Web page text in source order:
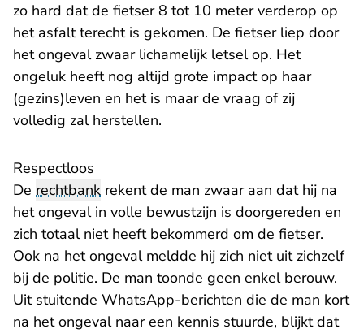
zo hard dat de fietser 8 tot 10 meter verderop op
het asfalt terecht is gekomen. De fietser liep door
het ongeval zwaar lichamelijk letsel op. Het
ongeluk heeft nog altijd grote impact op haar
(gezins)leven en het is maar de vraag of zij
volledig zal herstellen.
Respectloos
De rechtbank rekent de man zwaar aan dat hij na
het ongeval in volle bewustzijn is doorgereden en
zich totaal niet heeft bekommerd om de fietser.
Ook na het ongeval meldde hij zich niet uit zichzelf
bij de politie. De man toonde geen enkel berouw.
Uit stuitende WhatsApp-berichten die de man kort
na het ongeval naar een kennis stuurde, blijkt dat